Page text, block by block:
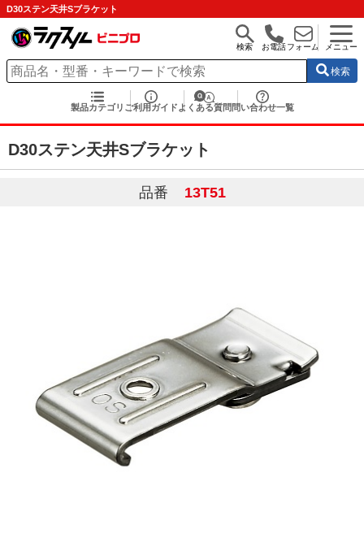
D30ステン天井Sブラケット
検索 お電話フォーム メニュー
検索
製品カテゴリ ご利用ガイド よくある質問 問い合わせ一覧
D30ステン天井Sブラケット
品番 13T51